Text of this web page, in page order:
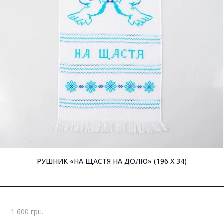
РУШНИК «НА ЩАСТЯ НА ДОЛЮ» (196 X 34)
1 600 грн.